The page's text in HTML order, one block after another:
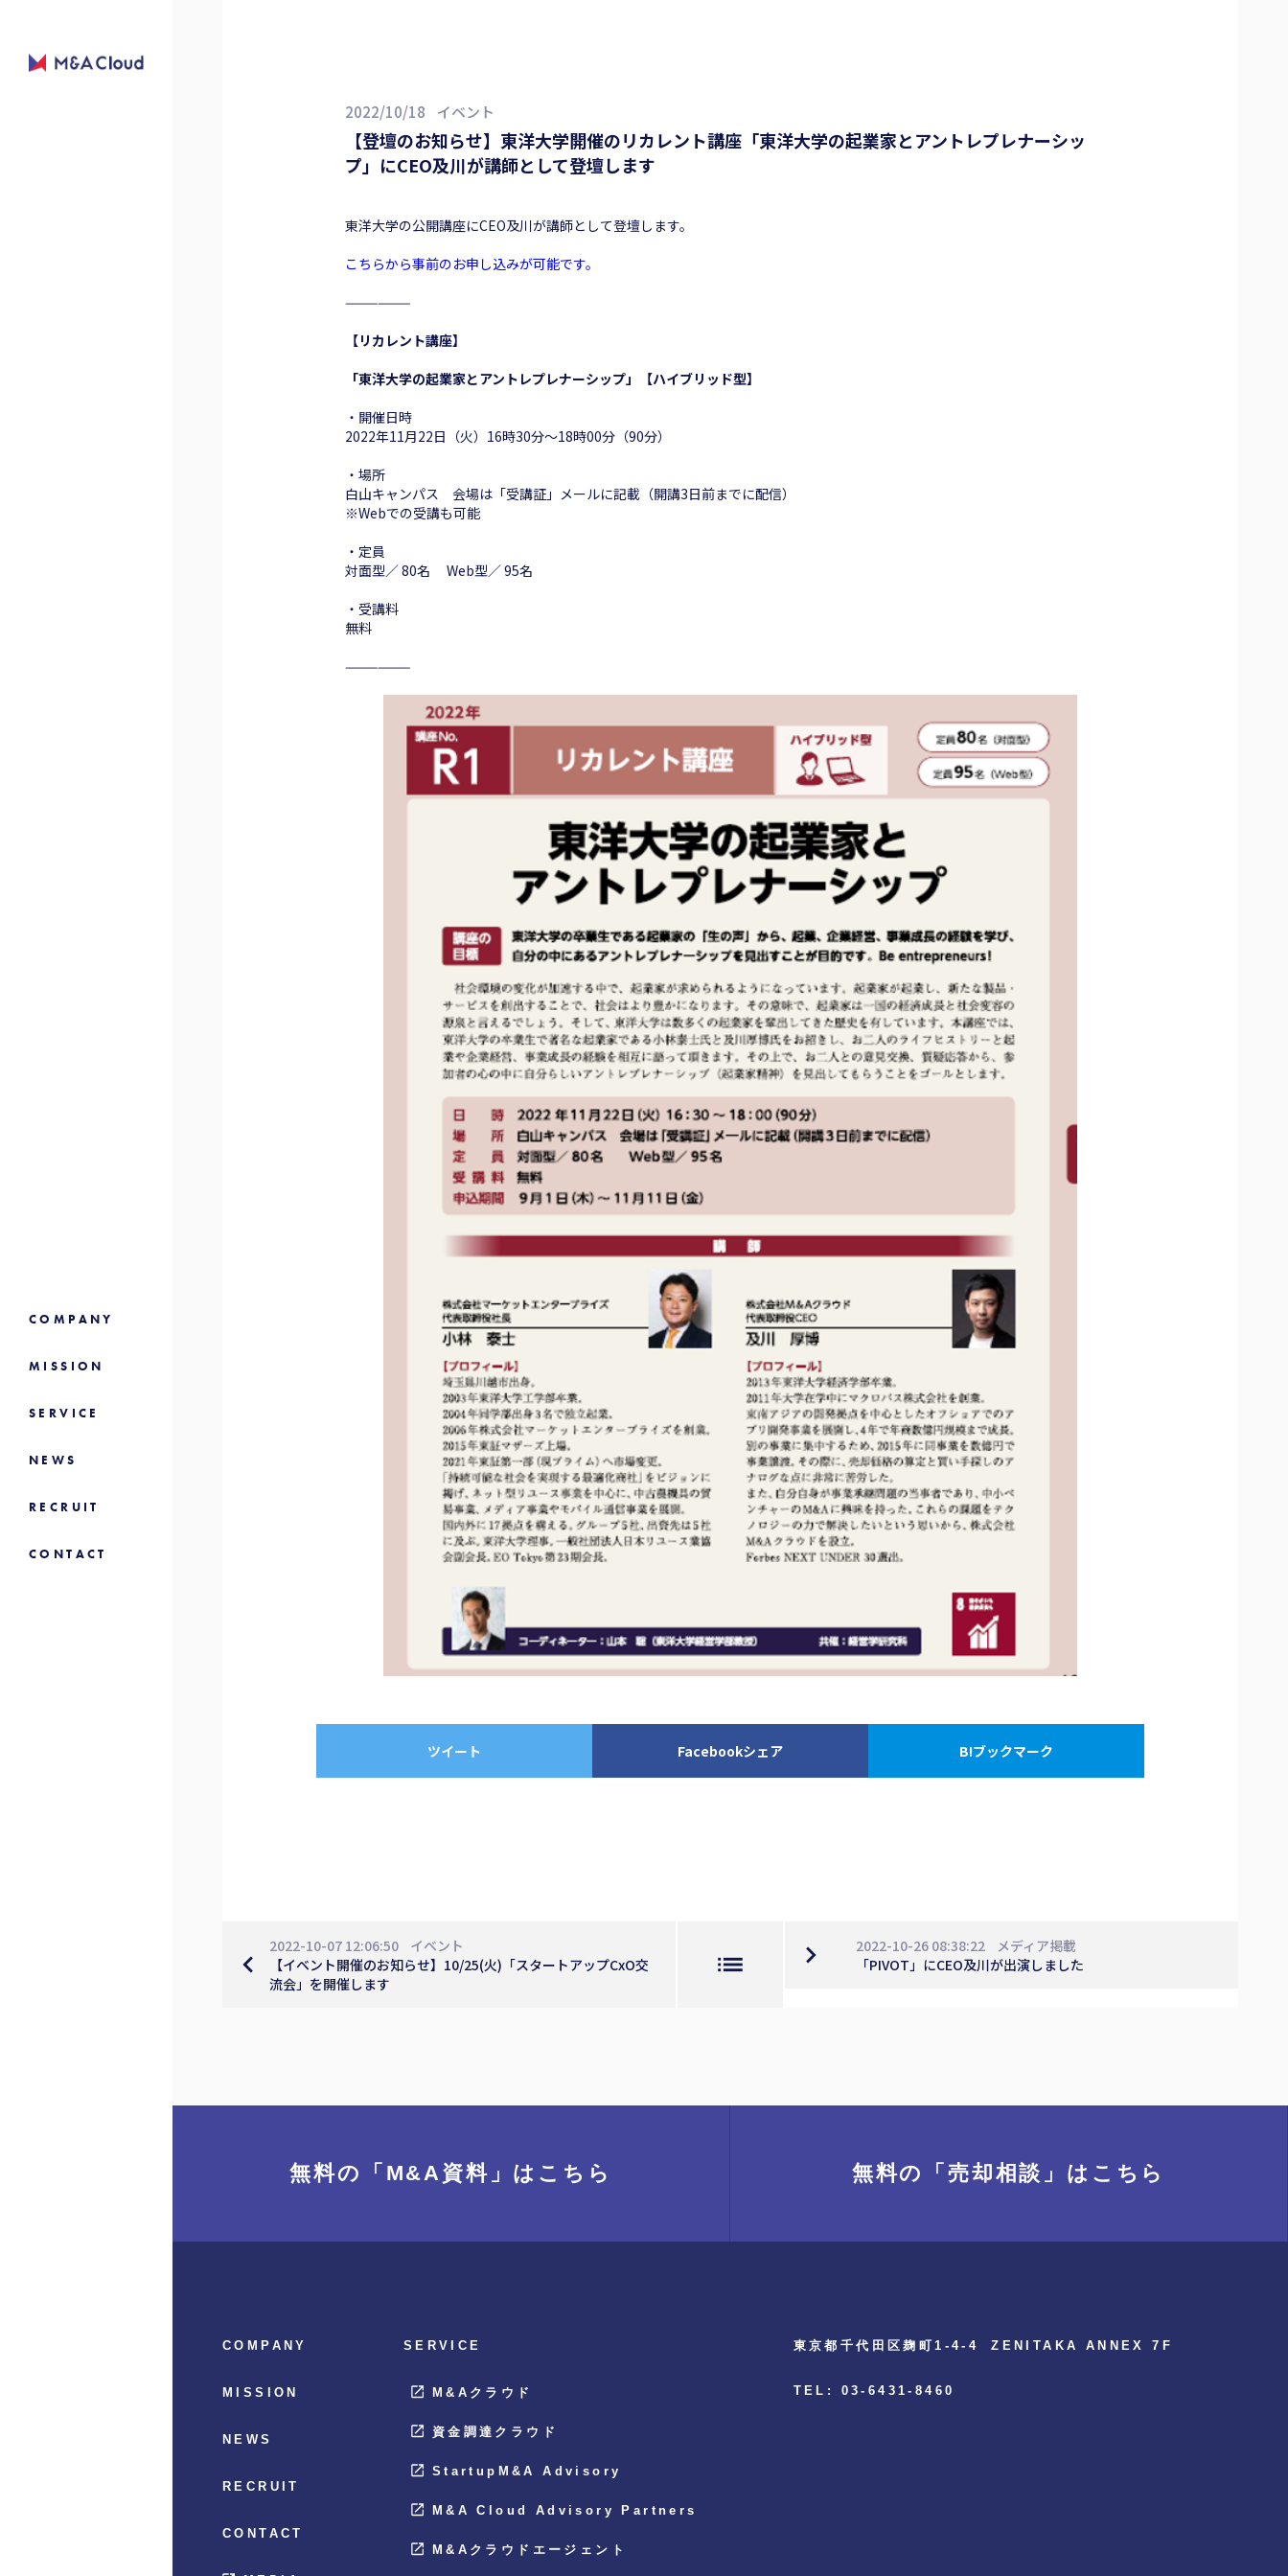
2022/10/18 イベント
【登壇のお知らせ】東洋大学開催のリカレント講座「東洋大学の起業家とアントレプレナーシッ
プ」にCEO及川が講師として登壇します
東洋大学の公開講座にCEO及川が講師として登壇します。
こちらから事前のお申し込みが可能です。
——————
【リカレント講座】
「東洋大学の起業家とアントレプレナーシップ」【ハイブリッド型】
・開催日時
2022年11月22日（火）16時30分～18時00分（90分）
・場所
白山キャンパス 会場は「受講証」メールに記載（開講3日前までに配信）
※Webでの受講も可能
・定員
対面型／ 80名 Web型／ 95名
・受講料
無料
——————
ツイート Facebookシェア B!ブックマーク
navigate_before
2022-10-07 12:06:50
イベント
【イベント開催のお知らせ】10/25(火)「スタートアップCxO交
流会」を開催します
list navigate_next 2022-10-26 08:38:22
メディア掲載
「PIVOT」にCEO及川が出演しました
無料の「M&A資料」 はこちら 無料の「売却相談」 はこちら
COMPANY
MISSION
NEWS
RECRUIT
CONTACT
SERVICE
M&Aクラウド
資金調達クラウド
StartupM&A Advisory
M&A Cloud Advisory Partners
M&Aクラウドエージェント
東京都千代田区麹町1-4-4 ZENITAKA ANNEX 7F
TEL: 03-6431-8460
COMPANY
MISSION
SERVICE
NEWS
RECRUIT
CONTACT